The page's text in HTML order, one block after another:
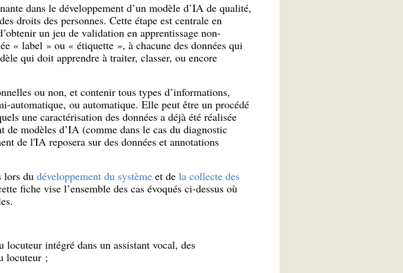
dans le développement d’un modèle d’IA de qualité,
droits des personnes. Cette étape est centrale en
un jeu de validation en apprentissage non-
« label » ou « étiquette », à chacune des données qui
qui doit apprendre à traiter, classer, ou encore
ou non, et contenir tous types d’informations,
automatique, ou automatique. Elle peut être un procédé
une caractérisation des données a déjà été réalisée
modèles d’IA (comme dans le cas du diagnostic
de l'IA reposera sur des données et annotations
lors du développement du systèmeet de la collecte des
fiche vise l’ensemble des cas évoqués ci-dessus où
intégré dans un assistant vocal, des
locuteur ;